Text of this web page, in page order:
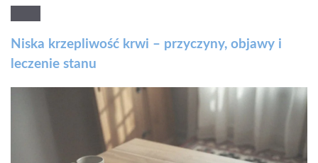
Niska krzepliwość krwi – przyczyny, objawy i
leczenie stanu